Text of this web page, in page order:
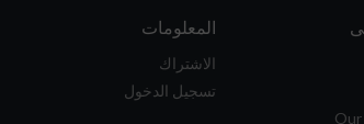
Our
المعلومات
الاشتراك
تسجيل الدخول